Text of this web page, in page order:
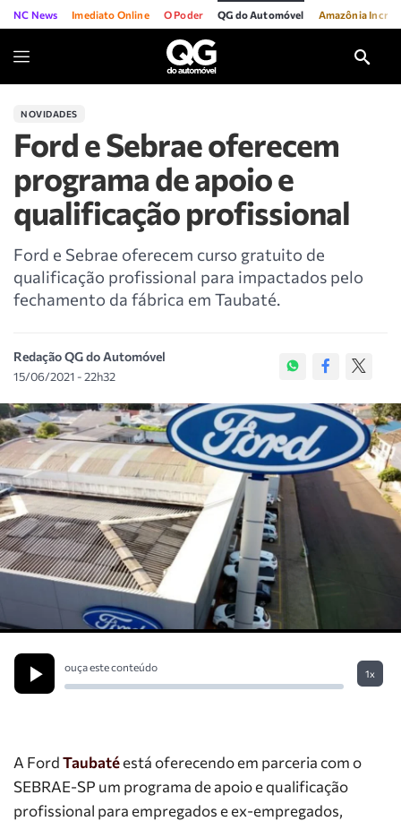
NC News Imediato Online O Poder QG do Automóvel Amazônia
NOVIDADES
Ford e Sebrae oferecem
programa de apoio e
qualificação profissional
Ford e Sebrae oferecem curso gratuito de
qualificação profissional para impactados pelo
fechamento da fábrica em Taubaté.
Redação QG do Automóvel
15/06/2021 - 22h32
ouça este conteúdo
1x
A FordTaubatéestá oferecendo em parceria com o
SEBRAE-SP um programa de apoio e qualificação
profissional para empregados e ex-empregados,